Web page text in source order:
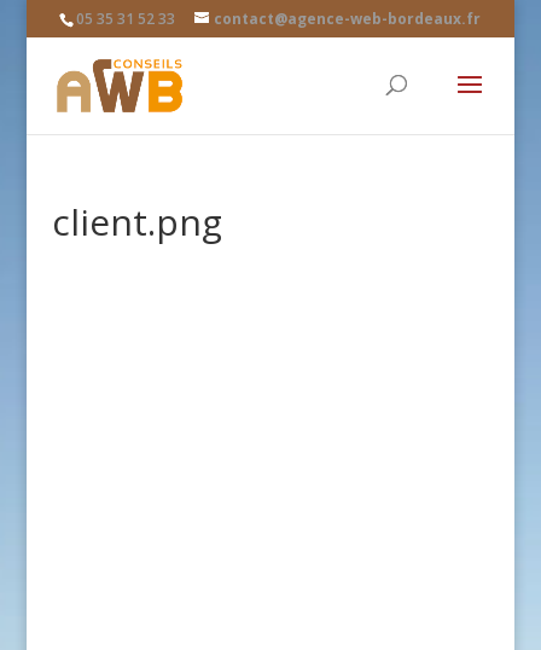
05 35 31 52 33 contact@agence-web-bordeaux.fr
client.png